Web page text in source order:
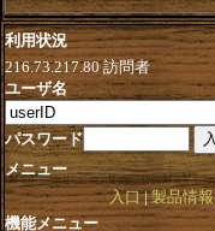
利用状況
216.73.217.80訪問者
ユーザ名
パスワード
メニュー
入口 製品情報
機能メニュー